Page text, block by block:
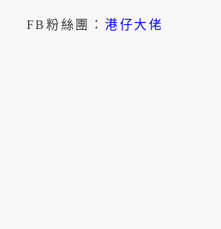
FB粉絲團： 港仔大佬